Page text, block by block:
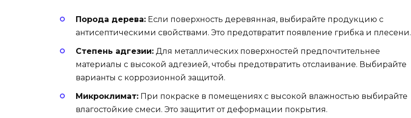
Порода дерева: Если поверхность деревянная, выбирайте продукцию с
антисептическими свойствами. Это предотвратит появление грибка и плесени.
Степень адгезии: Для металлических поверхностей предпочтительнее
материалы с высокой адгезией, чтобы предотвратить отслаивание. Выбирайте
варианты с коррозионной защитой.
Микроклимат: При покраске в помещениях с высокой влажностью выбирайте
влагостойкие смеси. Это защитит от деформации покрытия.